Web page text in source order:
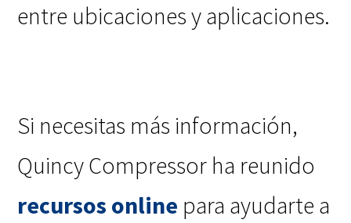
entre ubicaciones y aplicaciones.
Si necesitas más información,
Quincy Compressor ha reunido
recursos online para ayudarte a